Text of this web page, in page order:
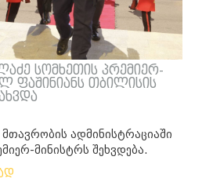
სომხეთის პრემიერ-
ფაშინიანს თბილისის
ადმინისტრაციაში
მინისტრს შეხვდება.